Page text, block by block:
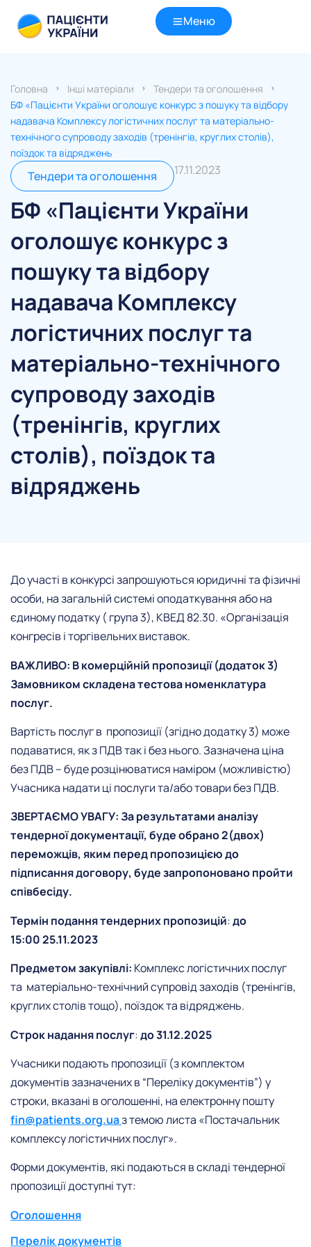
Меню
Головна Інші матеріали
Тендери та оголошення
БФ «Пацієнти України оголошує конкурс з пошуку та відбору
надавача Комплексу логістичних послуг та матеріально-
технічного супроводу заходів (тренінгів, круглих столів),
поїздок та відряджень
Тендери та оголошення 17.11.2023
БФ «Пацієнти України
оголошує конкурс з
пошуку та відбору
надавача Комплексу
логістичних послуг та
матеріально-технічного
супроводу заходів
(тренінгів, круглих
столів), поїздок та
відряджень
До участі в конкурсі запрошуються юридичні та фізичні
особи, на загальній системі оподаткування або на
єдиному податку ( група 3), КВЕД 82.30. «Організація
конгресів і торгівельних виставок.
ВАЖЛИВО: В комерційній пропозиції (додаток 3)
Замовником складена тестова номенклатура
послуг.
Вартість послуг в пропозиції (згідно додатку 3) може
подаватися, як з ПДВ так і без нього. Зазначена ціна
без ПДВ – буде розцінюватися наміром (можливістю)
Учасника надати ці послуги та/або товари без ПДВ.
ЗВЕРТАЄМО УВАГУ: За результатами аналізу
тендерної документації, буде обрано 2(двох)
переможців, яким перед пропозицією до
підписання договору, буде запропоновано пройти
співбесіду.
Термін подання тендерних пропозицій:до
15:00 25.11.2023
Предметом закупівлі: Комплекс логістичних послуг
та матеріально-технічний супровід заходів (тренінгів,
круглих столів тощо), поїздок та відряджень.
Строк надання послуг:до 31.12.2025
Учасники подають пропозиції (з комплектом
документів зазначених в “Переліку документів”) у
строки, вказані в оголошенні, на електронну пошту
fin@patients.org.uaз темою листа «Постачальник
комплексу логістичних послуг».
Форми документів, які подаються в складі тендерної
пропозиції доступні тут:
Оголошення
Перелік документів